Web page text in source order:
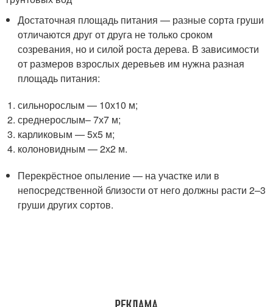
Достаточная площадь питания — разные сорта груши
отличаются друг от друга не только сроком
созревания, но и силой роста дерева. В зависимости
от размеров взрослых деревьев им нужна разная
площадь питания:
сильнорослым — 10х10 м;
среднерослым– 7х7 м;
карликовым — 5х5 м;
колоновидным — 2х2 м.
Перекрёстное опыление — на участке или в
непосредственной близости от него должны расти 2–3
груши других сортов.